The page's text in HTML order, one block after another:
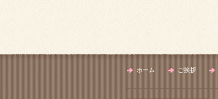
ホーム ご挨拶